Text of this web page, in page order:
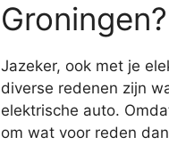
Groningen?
Jazeker, ook met je
diverse redenen zijn
elektrische auto.
om wat voor reden